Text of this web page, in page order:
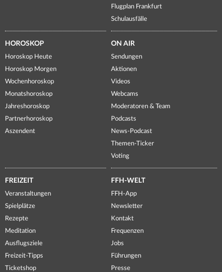
Flugplan Frankfurt
Schulausfälle
HOROSKOP
Horoskop Heute
Horoskop Morgen
Wochenhoroskop
Monatshoroskop
Jahreshoroskop
Partnerhoroskop
Aszendent
ON AIR
Sendungen
Aktionen
Videos
Webcams
Moderatoren & Team
Podcasts
News-Podcast
Themen-Ticker
Voting
FREIZEIT
Veranstaltungen
Spielplätze
Rezepte
Meditation
Ausflugsziele
Freizeit-Tipps
Ticketshop
FFH-WELT
FFH-App
Newsletter
Kontakt
Frequenzen
Jobs
Führungen
Presse